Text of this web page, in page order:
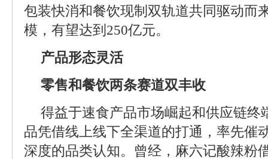
包装快消和餐饮现制双轨道共同驱动而
模，有望达到250亿元。
产品形态灵活
零售和餐饮两条赛道双丰收
得益于速食产品市场崛起和供应链终
品凭借线上线下全渠道的打通，率先催
深度的品类认知。曾经，麻六记酸辣粉